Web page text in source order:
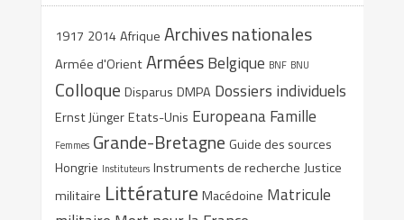
1917 2014Afrique Archives nationales
Armée d'OrientArméesBelgique BNF BNU
Colloque Disparus DMPA Dossiers individuels
Ernst JüngerEtats-Unis EuropeanaFamille
Femmes Grande-Bretagne Guide des sources
Hongrie Instituteurs Instruments de recherche Justice
militaire Littérature Macédoine Matricule